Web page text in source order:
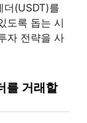
더(USDT)를
도록 돕는 시
자 전략을 사
를 거래할